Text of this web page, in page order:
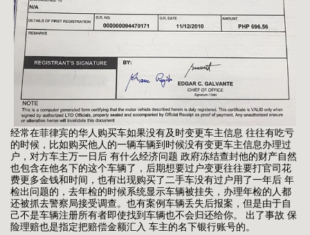
经常在菲律宾的华人购买车如果没有及时变更车主信息 往往有吃亏
的时候，比如购买他人的一辆车辆到时候没有变更车主信息办理过
户，对方车主万一日后 有什么经济问题 政府冻结查封他的财产自然
也包含在他名下的这个车辆了，后期想要过户变更往往要打官司花
费更多金钱和时间，也有出现购买了二手车没有过户用了一年后 年
检出问题的，去年检的时候系统显示车辆被挂失，办理年检的人都
还被抓去警察局接受调查。也有案例车辆丢失后报案，但是由于自
己不是车辆注册所有者即使找到车辆也不会归还给你。 出了事故 保
险理赔也是指定把赔偿金额汇入 车主的名下银行账号的。